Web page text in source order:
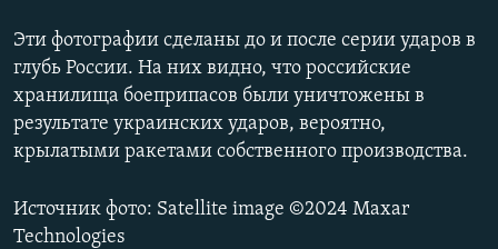
ПРОПАВШИЕ БЕЗ ВЕСТИ
ПОБЕДИТЕЛЕЙ НЕ СУДЯТ?
КРЫМ.НЕПОКОРЕННЫЙ
ELIFBE
ПРИСОЕДИНЯЙТЕСЬ!
Все сайты RFE/RL
Эти фотографии сделаны до и после серии ударов в
глубь России. На них видно, что российские
хранилища боеприпасов были уничтожены в
результате украинских ударов, вероятно,
крылатыми ракетами собственного производства.
Источник фото: Satellite image ©2024 Maxar
Technologies